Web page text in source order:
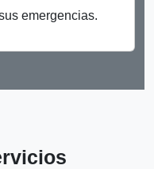
emergencias.